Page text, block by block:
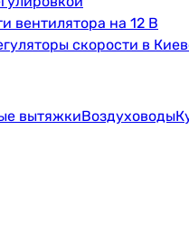
вентилятора на 12 В
скорости в
вытяжкиВоздуховоды